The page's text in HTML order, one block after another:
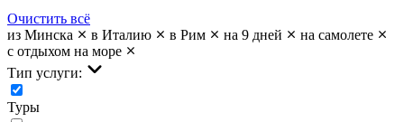
Очистить всё
из Минска
в Италию в Рим на 9 дней
на самолете
с отдыхом на море
Тип услуги:
Туры